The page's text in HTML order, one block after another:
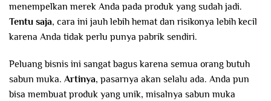
menempelkan merek Anda pada produk yang sudah jadi.
Tentu saja, cara ini jauh lebih hemat dan risikonya lebih kecil
karena Anda tidak perlu punya pabrik sendiri.
Peluang bisnis ini sangat bagus karena semua orang butuh
sabun muka. Artinya, pasarnya akan selalu ada. Anda pun
bisa membuat produk yang unik, misalnya sabun muka